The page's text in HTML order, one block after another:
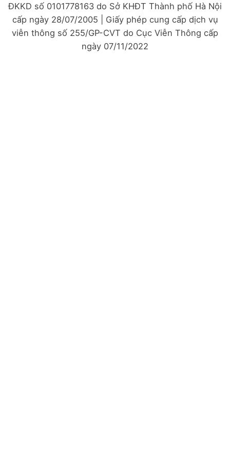
ĐKKD số 0101778163 do Sở KHĐT Thành phố Hà Nội
cấp ngày 28/07/2005 | Giấy phép cung cấp dịch vụ
viễn thông số 255/GP-CVT do Cục Viễn Thông cấp
ngày 07/11/2022